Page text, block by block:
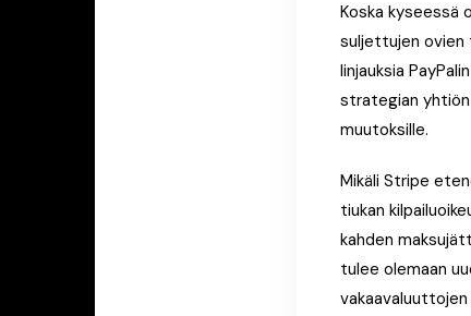
Koska
suljettujen ovien
linjauksia
strategian
muutoksille.
Mikäli Stripe
tiukan
kahden
tulee olemaan